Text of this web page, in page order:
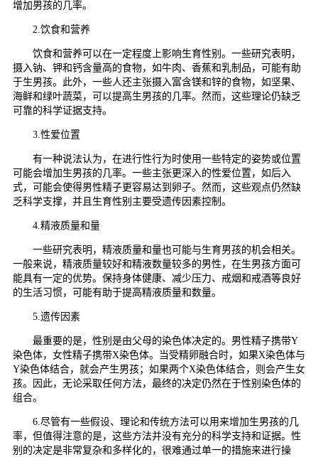
增加男孩的几率。
2.饮食和营养
饮食和营养可以在一定程度上影响生育性别。一些研究表明，
摄入钠、钾和钙含量高的食物，如牛肉、香蕉和乳制品，可能有助
于生男孩。此外，一些人还主张摄入富含镁和锌的食物，如坚果、
海鲜和绿叶蔬菜，可以提高生男孩的几率。然而，这些理论仍缺乏
可靠的科学证据支持。
3.性爱位置
有一种说法认为，在进行性行为时使用一些特定的姿势或位置
可能会增加生男孩的几率。一些主张更深入的性爱位置，如后入
式，可能会使得男性精子更容易达到卵子。然而，这些观点仍然缺
乏科学支撑，并且生育性别主要受遗传因素控制。
4.精液质量和量
一些研究表明，精液质量和量也可能与生育男孩的机会相关。
一般来说，精液质量较好和精液数量较多的男性，在生男孩方面可
能具有一定的优势。保持身体健康、减少压力、戒烟和戒酒等良好
的生活习惯，可能有助于提高精液质量和数量。
5.遗传因素
最重要的是，性别是由父母的染色体决定的。男性精子携带Y
染色体，女性精子携带X染色体。当受精卵融合时，如果X染色体与
Y染色体结合，就会产生男孩；如果两个X染色体结合，则会产生女
孩。因此，无论采取任何方法，最终的决定仍然在于性别染色体的
组合。
6.尽管有一些假设、理论和传统方法可以用来增加生男孩的几
率，但值得注意的是，这些方法并没有充分的科学支持和证据。性
别的决定是非常复杂和多样化的，很难通过单一的措施来进行操